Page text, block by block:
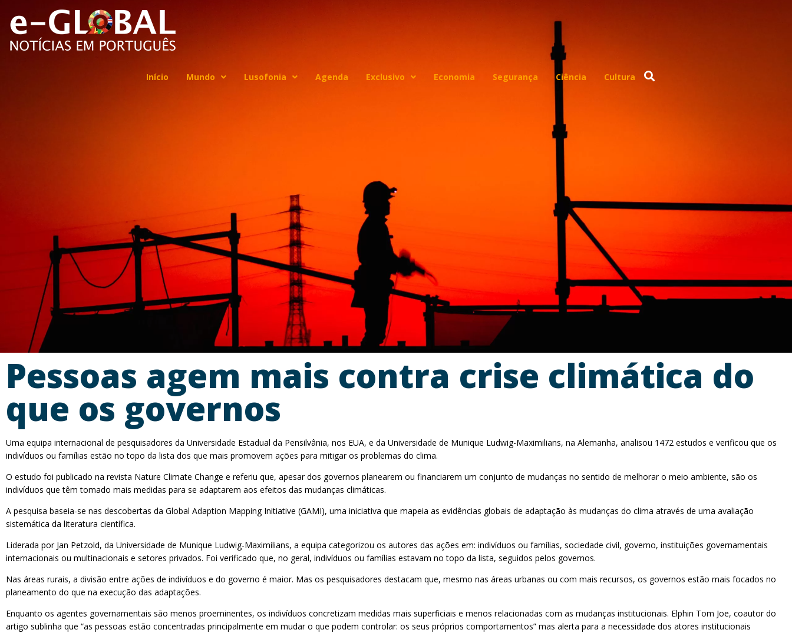
Início Mundo Lusofonia Agenda Exclusivo Economia Segurança Ciência Cultura
Pessoas agem mais contra crise climática do
que os governos
Uma equipa internacional de pesquisadores da Universidade Estadual da Pensilvânia, nos EUA, e da Universidade de Munique Ludwig-Maximilians, na Alemanha, analisou 1472 estudos e verificou que os
indivíduos ou famílias estão no topo da lista dos que mais promovem ações para mitigar os problemas do clima.
O estudo foi publicado na revista Nature Climate Change e referiu que, apesar dos governos planearem ou financiarem um conjunto de mudanças no sentido de melhorar o meio ambiente, são os
indivíduos que têm tomado mais medidas para se adaptarem aos efeitos das mudanças climáticas.
A pesquisa baseia-se nas descobertas da Global Adaption Mapping Initiative (GAMI), uma iniciativa que mapeia as evidências globais de adaptação às mudanças do clima através de uma avaliação
sistemática da literatura científica.
Liderada por Jan Petzold, da Universidade de Munique Ludwig-Maximilians, a equipa categorizou os autores das ações em: indivíduos ou famílias, sociedade civil, governo, instituições governamentais
internacionais ou multinacionais e setores privados. Foi verificado que, no geral, indivíduos ou famílias estavam no topo da lista, seguidos pelos governos.
Nas áreas rurais, a divisão entre ações de indivíduos e do governo é maior. Mas os pesquisadores destacam que, mesmo nas áreas urbanas ou com mais recursos, os governos estão mais focados no
planeamento do que na execução das adaptações.
Enquanto os agentes governamentais são menos proeminentes, os indivíduos concretizam medidas mais superficiais e menos relacionadas com as mudanças institucionais. Elphin Tom Joe, coautor do
artigo sublinha que “as pessoas estão concentradas principalmente em mudar o que podem controlar: os seus próprios comportamentos” mas alerta para a necessidade dos atores institucionais